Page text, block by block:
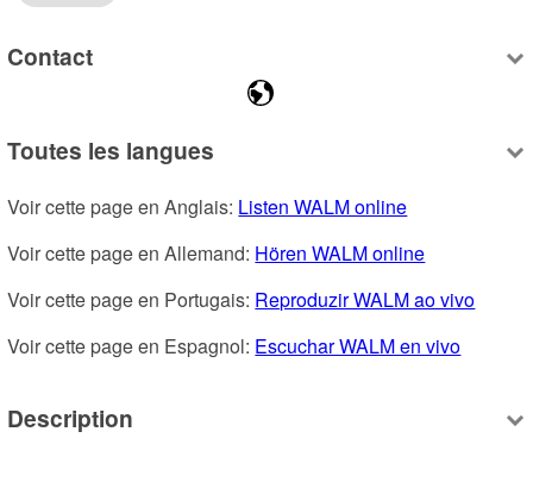
Contact
Toutes les langues
Voir cette page en Anglais: Listen WALM online
Voir cette page en Allemand: Hören WALM online
Voir cette page en Portugais: Reproduzir WALM ao vivo
Voir cette page en Espagnol: Escuchar WALM en vivo
Description